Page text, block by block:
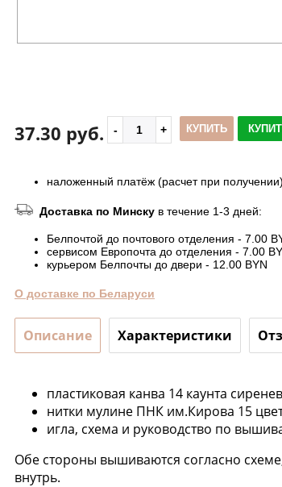
37.30 руб. КУПИТЬ
наложенный платёж (расчет при получении)
Доставка по Минску в течение 1-3 дней:
Белпочтой до почтового отделения - 7.00
сервисом Европочта до отделения - 7.00
курьером Белпочты до двери - 12.00 BYN
О доставке по Беларуси
Описание Характеристики
пластиковая канва 14 каунта
нитки мулине ПНК им.Кирова 15
игла, схема и руководство по
Обе стороны вышиваются согласно
внутрь.